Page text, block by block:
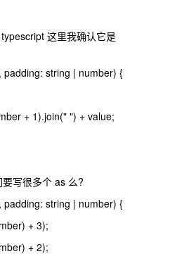
这里我确认它是
string | number) {
+ 1).join(" ") + value;
写很多个 as 么?
string | number) {
+ 3);
+ 2);